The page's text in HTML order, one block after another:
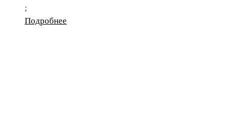
;
Подробнее